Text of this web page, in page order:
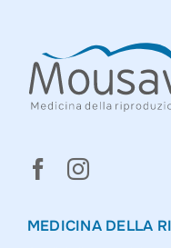
MEDICINA DELLA